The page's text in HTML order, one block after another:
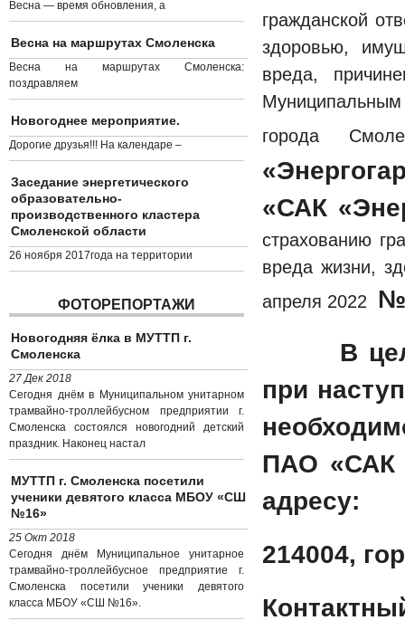
Весна — время обновления, а
Весна на маршрутах Смоленска
Весна на маршрутах Смоленска:
поздравляем
Новогоднее мероприятие.
Дорогие друзья!!! На календаре –
Заседание энергетического
образовательно-
производственного кластера
Смоленской области
26 ноября 2017года на территории
ФОТОРЕПОРТАЖИ
Новогодняя ёлка в МУТТП г.
Смоленска
27 Дек 2018
Сегодня днём в Муниципальном унитарном
трамвайно-троллейбусном предприятии г.
Смоленска состоялся новогодний детский
праздник. Наконец настал
МУТТП г. Смоленска посетили
ученики девятого класса МБОУ «СШ
№16»
25 Окт 2018
Сегодня днём Муниципальное унитарное
трамвайно-троллейбусное предприятие г.
Смоленска посетили ученики девятого
класса МБОУ «СШ №16».
гражданской
здоровью,
вреда,
города
«САК
страхованию
вреда
апреля 2022 №
В
при
ПАО «САК
адресу:
214004,